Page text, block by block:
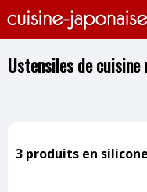
Ustensiles de cuisine
3 produits en